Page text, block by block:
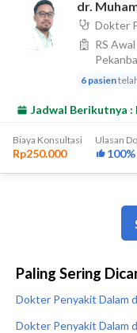
Paling Sering
Dokter Penyakit Dalam
Dokter Penyakit Dalam